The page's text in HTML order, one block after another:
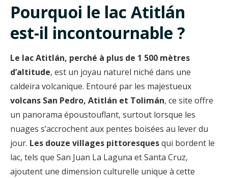
Pourquoi le lac Atitlán
est-il incontournable ?
Le lac Atitlán, perché à plus de 1 500 mètres
d’altitude, est un joyau naturel niché dans une
caldeira volcanique. Entouré par les majestueux
volcans San Pedro, Atitlán et Tolimán, ce site offre
un panorama époustouflant, surtout lorsque les
nuages s’accrochent aux pentes boisées au lever du
jour. Les douze villages pittoresquesqui bordent le
lac, tels que San Juan La Laguna et Santa Cruz,
ajoutent une dimension culturelle unique à cette